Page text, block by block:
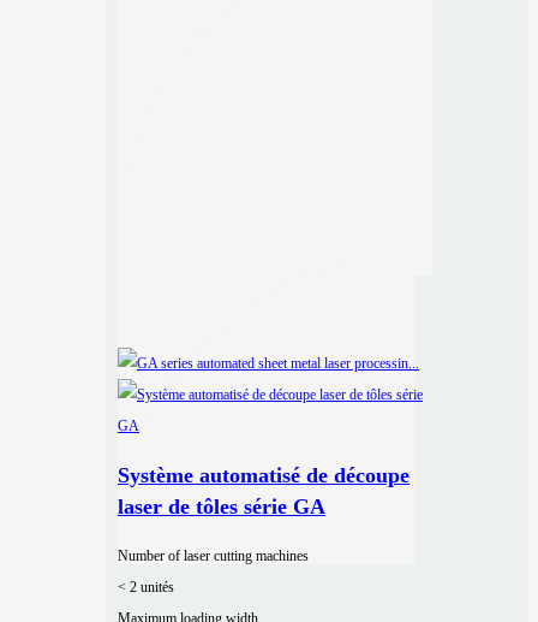
Système automatisé de découpe
laser de tôles série GA
Number of laser cutting machines
< 2 unités
Maximum loading width